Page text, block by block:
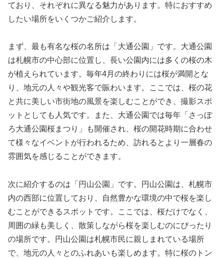
ており、それぞれに異なる魅力があります。特におすすめ
したい場所をいくつかご紹介します。
まず、最も有名な桜の名所は「大通公園」です。大通公園
は札幌市の中心部に位置し、長い公園内には多くの桜の木
が植えられています。毎年4月の終わりには桜が満開とな
り、地元の人々や観光客で賑わいます。ここでは、桜の花
と共に美しい市街地の風景を楽しむことができ、撮影スポ
ットとしても人気です。また、大通公園では毎年「さっぽ
ろ大通公園桜まつり」も開催され、桜の開花時期に合わせ
て様々なイベントが行われるため、訪れるとより一層春の
雰囲気を感じることができます。
次に紹介するのは「円山公園」です。円山公園は、札幌市
内の西部に位置しており、自然豊かな環境の中で桜を楽し
むことができるスポットです。ここでは、桜だけでなく、
周囲の緑も美しく、散策しながら桜を楽しむのにぴったり
の場所です。円山公園は札幌市民に親しまれている場所
で、地元の人々とのふれあいも楽しめます。特に桜のトン